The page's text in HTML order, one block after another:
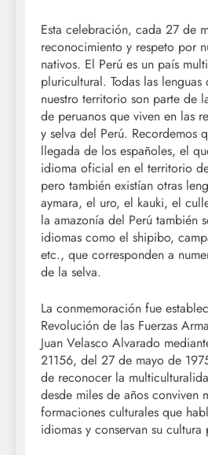
Esta celebración, cada 27 de
reconocimiento y respeto por
nativos. El Perú es un país
pluricultural. Todas las
nuestro territorio son parte de
de peruanos que viven en las
y selva del Perú. Recordemos
llegada de los españoles, el
idioma oficial en el territorio
pero también existían otras
aymara, el uro, el kauki, el
la amazonía del Perú también
idiomas como el shipibo,
etc., que corresponden a
de la selva.
La conmemoración fue
Revolución de las Fuerzas
Juan Velasco Alvarado
21156, del 27 de mayo de
de reconocer la
desde miles de años conviven
formaciones culturales que
idiomas y conservan su cultura